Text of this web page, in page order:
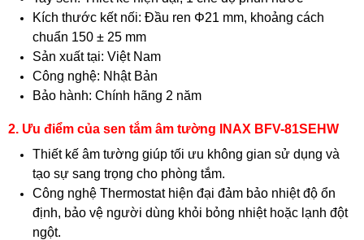
Kích thước kết nối: Đầu ren Φ21 mm, khoảng cách
chuẩn 150 ± 25 mm
Sản xuất tại: Việt Nam
Công nghệ: Nhật Bản
Bảo hành: Chính hãng 2 năm
2. Ưu điểm của sen tắm âm tường INAX BFV-81SEHW
Thiết kế âm tường giúp tối ưu không gian sử dụng và
tạo sự sang trọng cho phòng tắm.
Công nghệ Thermostat hiện đại đảm bảo nhiệt độ ổn
định, bảo vệ người dùng khỏi bỏng nhiệt hoặc lạnh đột
ngột.